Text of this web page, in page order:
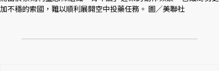
加不穩的索國，難以順利展開空中投藥任務。 圖／美聯社